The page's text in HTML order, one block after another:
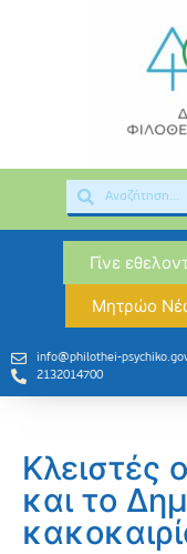
Γίνε
Μητρώο
info@philothei-
2132014700
Κλειστές
και το